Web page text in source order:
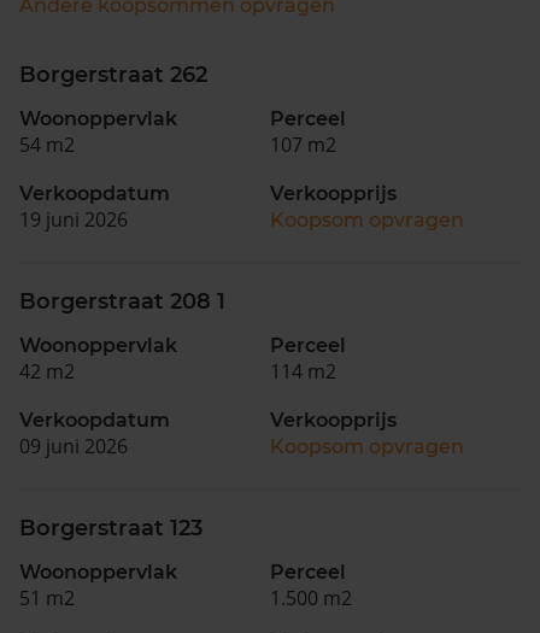
Andere koopsommen opvragen
Borgerstraat 262
Woonoppervlak
54 m2
Perceel
107 m2
Verkoopdatum
19 juni 2026
Verkoopprijs
Koopsom opvragen
Borgerstraat 208 1
Woonoppervlak
42 m2
Perceel
114 m2
Verkoopdatum
09 juni 2026
Verkoopprijs
Koopsom opvragen
Borgerstraat 123
Woonoppervlak
51 m2
Perceel
1.500 m2